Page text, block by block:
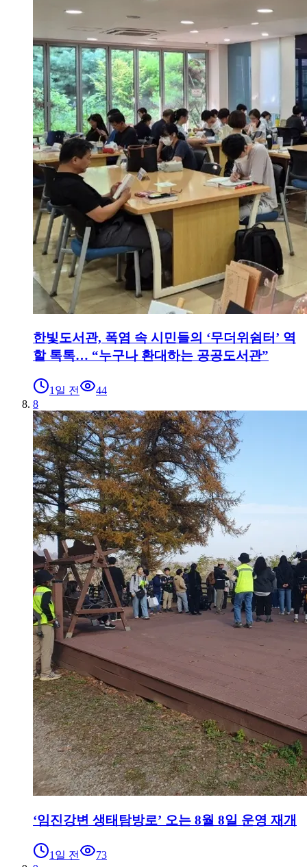
한빛도서관, 폭염 속 시민들의 ‘무더위쉼터’ 역
할 톡톡… “누구나 환대하는 공공도서관”
1일 전
44
8
‘임진강변 생태탐방로’ 오는 8월 8일 운영 재개
1일 전
73